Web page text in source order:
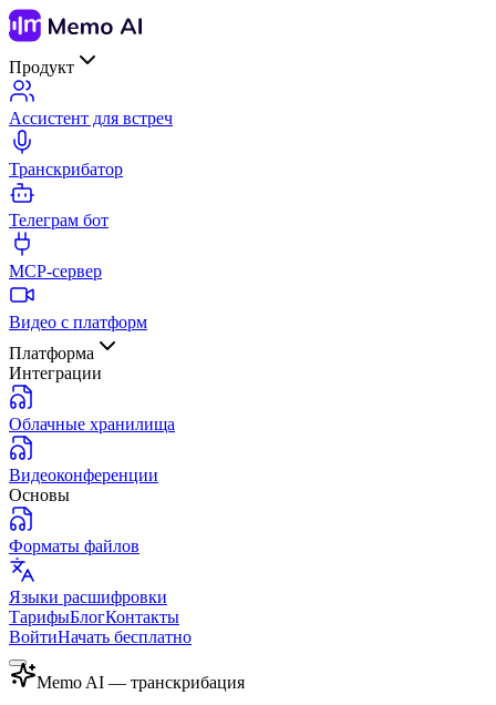
Продукт
Ассистент для встреч
Транскрибатор
Телеграм бот
MCP-сервер
Видео с платформ
Платформа
Интеграции
Облачные хранилища
Видеоконференции
Основы
Форматы файлов
Языки расшифровки
ТарифыБлогКонтакты
ВойтиНачать бесплатно
Memo AI — транскрибация